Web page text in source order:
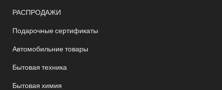
РАСПРОДАЖИ
Подарочные сертификаты
Автомобильние товары
Бытовая техника
Бытовая химия